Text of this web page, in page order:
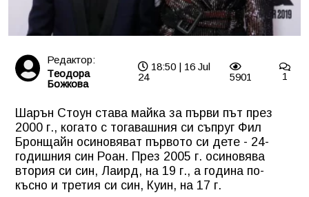
Редактор:
Tеодора
Божкова
18:50 | 16 Jul
24
5901 1
Шарън Стоун става майка за първи път през
2000 г., когато с тогавашния си съпруг Фил
Бронщайн осиновяват първото си дете - 24-
годишния син Роан. През 2005 г. осиновява
втория си син, Лаирд, на 19 г., а година по-
късно и третия си син, Куин, на 17 г.